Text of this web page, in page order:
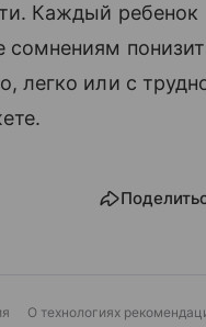
Каждый ребенок
сомнениям
легко или с
О технологиях